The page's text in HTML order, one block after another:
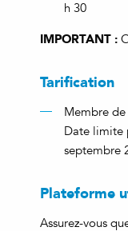
h 30
IMPORTANT :
Tarification
Membre de
Date limite
septembre
Plateforme
Assurez-vous